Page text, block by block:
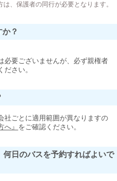
、保護者の同行が必要となります。
？
必要ございませんが、必ず親権者
さい。
社ごとに適用範囲が異なりますの
へ』 をご確認ください。
日のバスを予約すればよいで